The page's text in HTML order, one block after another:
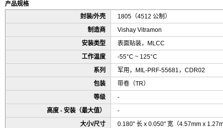
产品规格
封装/外壳
1805（4512 公制）
制造商
Vishay Vitramon
安装类型
表面贴装，MLCC
工作温度
-55°C ~ 125°C
系列
军用，MIL-PRF-55681，CDR02
包装
带卷（TR）
等级
-
高度 - 安装（最大值）
-
大小/尺寸
0.180" 长 x 0.050" 宽（4.57mm x